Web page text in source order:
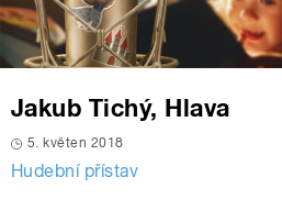
Jakub Tichý, Hlava
5. květen 2018
Hudební přístav